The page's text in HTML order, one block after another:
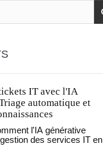
IT avec l'IA
automatique et
l'IA générative
des services IT en